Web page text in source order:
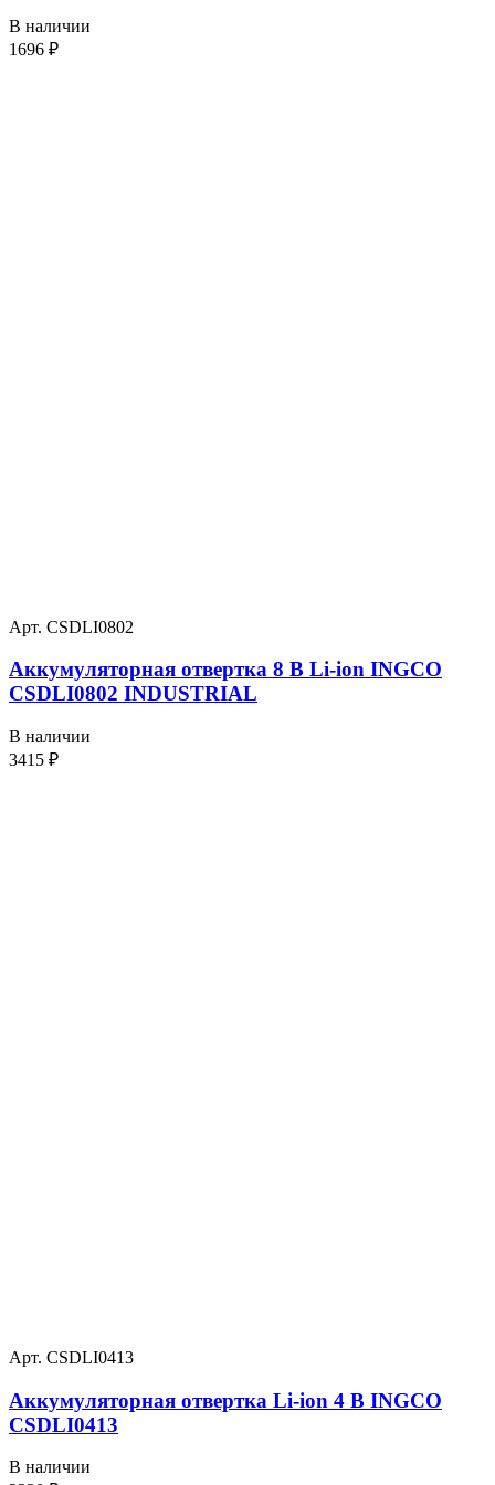
В наличии
1696 ₽
Арт. CSDLI0802
Аккумуляторная отвертка 8 В Li-ion INGCO
CSDLI0802 INDUSTRIAL
В наличии
3415 ₽
Арт. CSDLI0413
Аккумуляторная отвертка Li-ion 4 В INGCO
CSDLI0413
В наличии